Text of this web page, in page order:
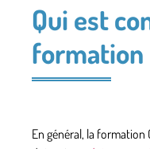
Qui est
formation
En général, la formation